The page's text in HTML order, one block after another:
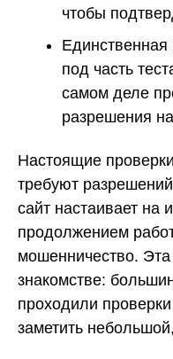
чтобы
под часть
самом деле
разрешения
Настоящие
требуют
сайт настаивает на
продолжением
мошенничество. Эта
знакомстве:
проходили
заметить